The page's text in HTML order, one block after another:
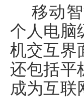
移动
个人电脑
机交互界
还包括平
成为互联